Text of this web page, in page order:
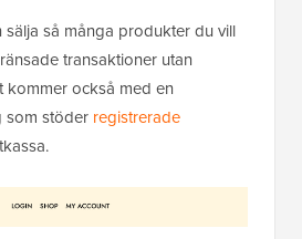
så många produkter du vill
transaktioner utan
kommer också med en
som stöder registrerade